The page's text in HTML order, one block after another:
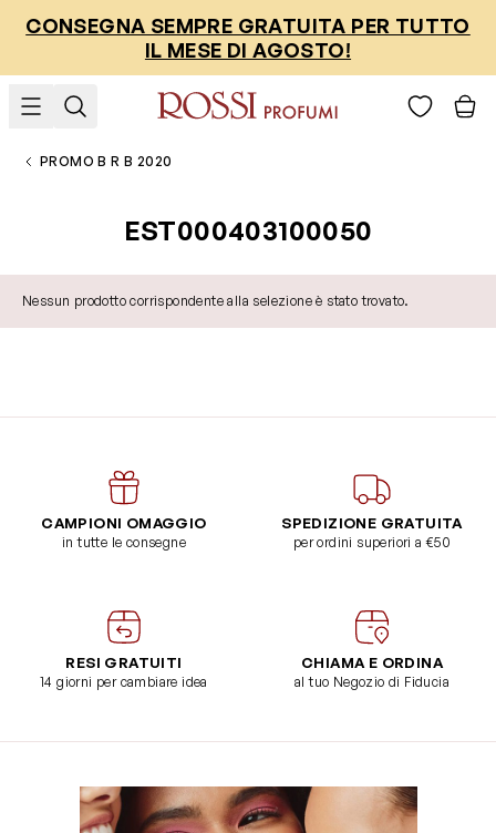
CONSEGNA SEMPRE GRATUITA PER TUTTO
IL MESE DI AGOSTO!
PROMO B R B 2020
EST000403100050
Nessun prodotto corrispondente alla selezione è stato trovato.
CAMPIONI OMAGGIO
in tutte le consegne
SPEDIZIONE GRATUITA
per ordini superiori a €50
RESI GRATUITI
14 giorni per cambiare idea
CHIAMA E ORDINA
al tuo Negozio di Fiducia